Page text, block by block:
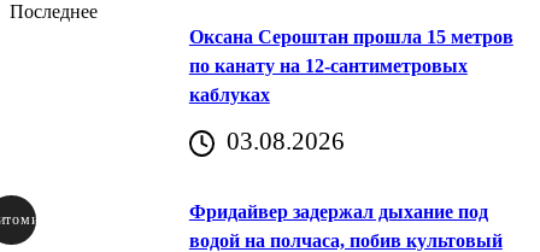
Последнее
Оксана Сероштан прошла 15 метров
по канату на 12-сантиметровых
каблуках
03.08.2026
Фридайвер задержал дыхание под
водой на полчаса, побив культовый